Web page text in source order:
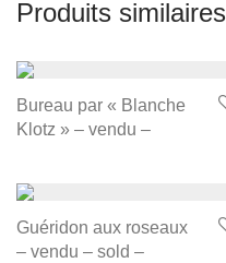
Produits similaires
Bureau par « Blanche
Klotz » – vendu –
Guéridon aux roseaux
– vendu – sold –